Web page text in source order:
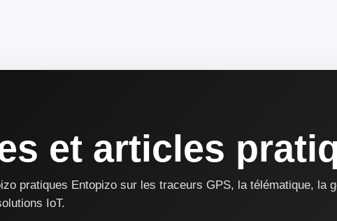
et articles
pratiques Entopizo sur les traceurs GPS, la télématique, la
IoT.